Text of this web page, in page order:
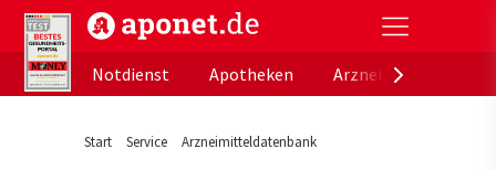
aponet.de - Das offizielle Gesundheitsportal der
Notdienst
Apotheken
Start Service Arzneimitteldatenbank